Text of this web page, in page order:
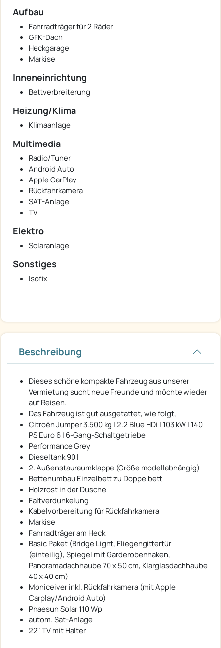
Aufbau
Fahrradträger für 2 Räder
GFK-Dach
Heckgarage
Markise
Inneneinrichtung
Bettverbreiterung
Heizung/Klima
Klimaanlage
Multimedia
Radio/Tuner
Android Auto
Apple CarPlay
Rückfahrkamera
SAT-Anlage
TV
Elektro
Solaranlage
Sonstiges
Isofix
Beschreibung
Dieses schöne kompakte Fahrzeug aus unserer
Vermietung sucht neue Freunde und möchte wieder
auf Reisen.
Das Fahrzeug ist gut ausgetattet, wie folgt,
Citroën Jumper 3.500 kg | 2.2 Blue HDi | 103 kW | 140
PS Euro 6 | 6-Gang-Schaltgetriebe
Performance Grey
Dieseltank 90 l
2. Außenstauraumklappe (Größe modellabhängig)
Bettenumbau Einzelbett zu Doppelbett
Holzrost in der Dusche
Faltverdunkelung
Kabelvorbereitung für Rückfahrkamera
Markise
Fahrradträger am Heck
Basic Paket (Bridge Light, Fliegengittertür
(einteilig), Spiegel mit Garderobenhaken,
Panoramadachhaube 70 x 50 cm, Klarglasdachhaube
40 x 40 cm)
Moniceiver inkl. Rückfahrkamera (mit Apple
Carplay/Android Auto)
Phaesun Solar 110 Wp
autom. Sat-Anlage
22" TV mit Halter